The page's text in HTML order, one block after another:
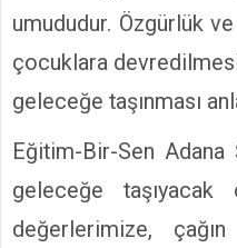
umududur. Özgürlük ve
çocuklara
geleceğe taşınması
Eğitim-Bir-Sen
geleceğe taşıyacak
değerlerimize,